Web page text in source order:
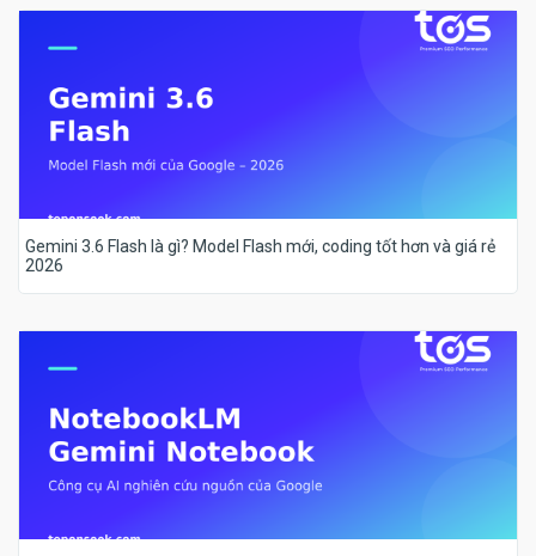
Gemini 3.6 Flash là gì? Model Flash mới, coding tốt hơn và giá rẻ
2026